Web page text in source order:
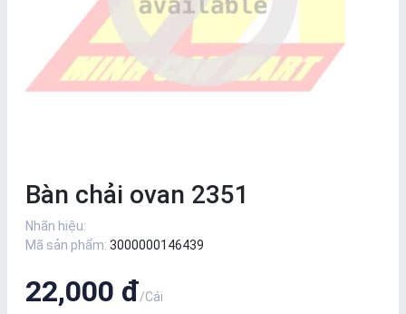
Bàn chải ovan 2351
Nhãn hiệu:
Mã sản phẩm: 3000000146439
22,000 đ/Cái